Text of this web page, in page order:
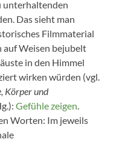
unterhaltenden
Das sieht man
Filmmaterial
auf Weisen bejubelt
in den Himmel
wirken würden (vgl.
Körper und
Gefühle zeigen
Worten: Im jeweils